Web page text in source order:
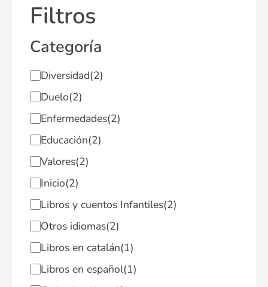
Filtros
Categoría
Diversidad(2)
Duelo(2)
Enfermedades(2)
Educación(2)
Valores(2)
Inicio(2)
Libros y cuentos Infantiles(2)
Otros idiomas(2)
Libros en catalán(1)
Libros en español(1)